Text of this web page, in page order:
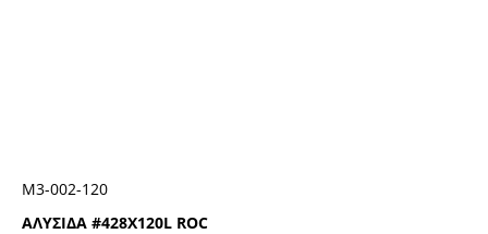
ΑΛΥΣΙΔΑ #428Χ120L ROC
Μ3-002-120